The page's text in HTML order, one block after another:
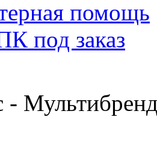
помощь
под заказ
-